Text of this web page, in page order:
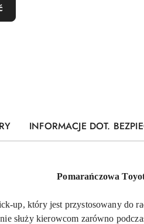
INFORMACJE DOT.
Pomarańczowa
up, który jest przystosowany do
służy kierowcom zarówno